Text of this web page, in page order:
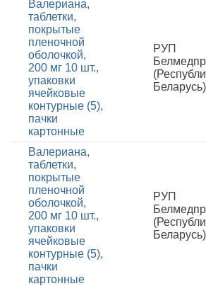
Валериана,
таблетки,
покрытые
пленочной
оболочкой,
200 мг 10 шт.,
упаковки
ячейковые
контурные (5),
пачки
картонные
РУП
Беларусь)
Валериана,
таблетки,
покрытые
пленочной
оболочкой,
200 мг 10 шт.,
упаковки
ячейковые
контурные (5),
пачки
картонные
РУП
Беларусь)